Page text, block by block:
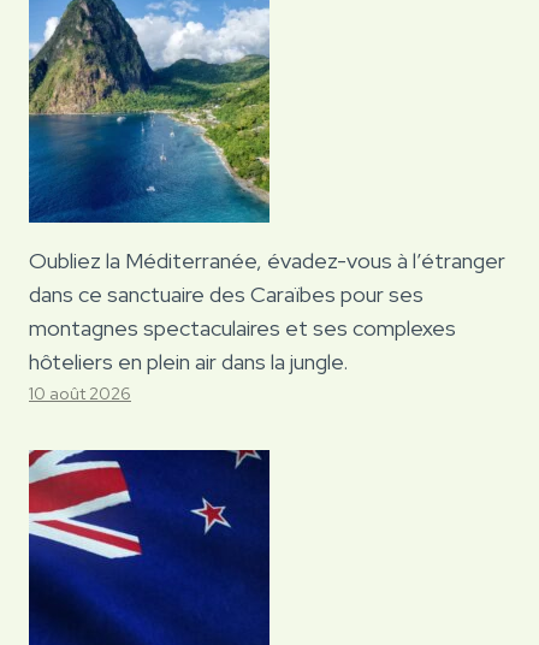
Oubliez la Méditerranée, évadez-vous à l’étranger
dans ce sanctuaire des Caraïbes pour ses
montagnes spectaculaires et ses complexes
hôteliers en plein air dans la jungle.
10 août 2026